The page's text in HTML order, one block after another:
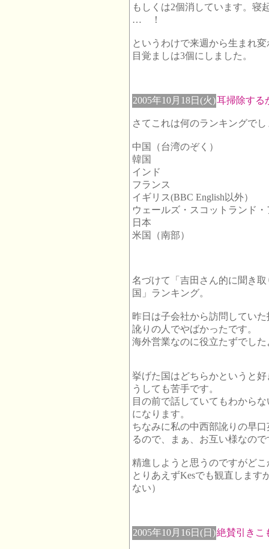
もしくは2個消しています。
… ！
というわけで来週から生まれ
目覚ましは3個にしました。
2005年10月18日(火)耳掃除する
さてこれは何のランキングでし
中国（台湾のぞく）
韓国
インド
フランス
イギリス(BBC English以外）
ウェールズ・スコットランド
日本
米国（南部）
名づけて「吉田さん的に聞き
国」ランキング。
昨日は子会社から訪問してい
訛りの人でやばかったです。
海外営業なのに役立たずでした
挙げた国はどちらかというと
うしても苦手です。
目の前で話していてもわから
になります。
ちなみに私の中西部訛りの早
るので、まぁ、お互い様なので
精進しようと思うのですがど
とりあえずKesでも観直します
ない）
2005年10月16日(日)絶賛引きこ